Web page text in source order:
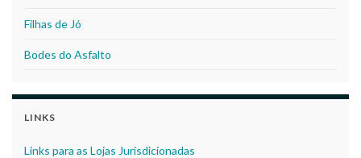
Filhas de Jó
Bodes do Asfalto
LINKS
Links para as Lojas Jurisdicionadas